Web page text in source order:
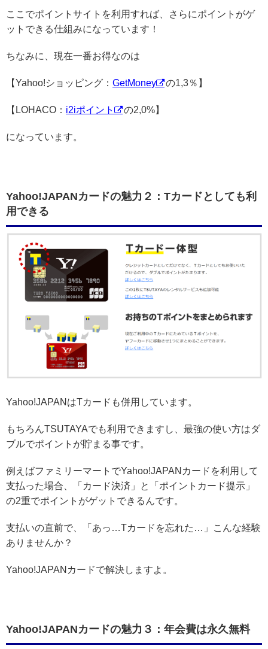
ここでポイントサイトを利用すれば、さらにポイントがゲ
ットできる仕組みになっています！
ちなみに、現在一番お得なのは
【Yahoo!ショッピング： GetMoney の1,3％】
【LOHACO： i2iポイント の2,0%】
になっています。
Yahoo!JAPANカードの魅力２：Tカードとしても利
用できる
Yahoo!JAPANはTカードも併用しています。
もちろんTSUTAYAでも利用できますし、最強の使い方はダ
ブルでポイントが貯まる事です。
例えばファミリーマートでYahoo!JAPANカードを利用して
支払った場合、「カード決済」と「ポイントカード提示」
の2重でポイントがゲットできるんです。
支払いの直前で、「あっ…Tカードを忘れた…」こんな経験
ありませんか？
Yahoo!JAPANカードで解決しますよ。
Yahoo!JAPANカードの魅力３：年会費は永久無料